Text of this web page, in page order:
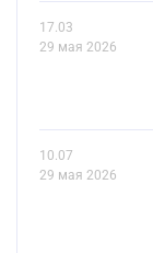
17.03
29 мая 2026
10.07
29 мая 2026